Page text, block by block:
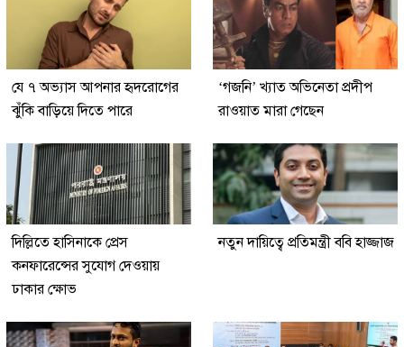
যে ৭ অভ্যাস আপনার হৃদরোগের
ঝুঁকি বাড়িয়ে দিতে পারে
‘গজনি’ খ্যাত অভিনেতা প্রদীপ
রাওয়াত মারা গেছেন
দিল্লিতে হাসিনাকে প্রেস
কনফারেন্সের সুযোগ দেওয়ায়
ঢাকার ক্ষোভ
নতুন দায়িত্বে প্রতিমন্ত্রী ববি হাজ্জাজ